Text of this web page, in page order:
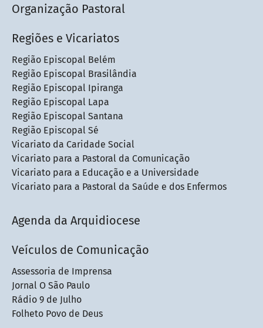
Organização Pastoral
Regiões e Vicariatos
Região Episcopal Belém
Região Episcopal Brasilândia
Região Episcopal Ipiranga
Região Episcopal Lapa
Região Episcopal Santana
Região Episcopal Sé
Vicariato da Caridade Social
Vicariato para a Pastoral da Comunicação
Vicariato para a Educação e a Universidade
Vicariato para a Pastoral da Saúde e dos Enfermos
Agenda da Arquidiocese
Veículos de Comunicação
Assessoria de Imprensa
Jornal O São Paulo
Rádio 9 de Julho
Folheto Povo de Deus